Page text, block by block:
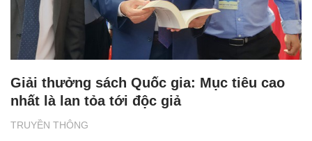
TRUYỀN THÔNG
Giải thưởng sách Quốc gia: Mục tiêu cao
nhất là lan tỏa tới độc giả